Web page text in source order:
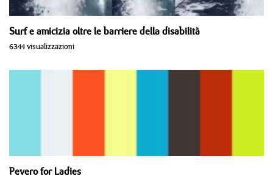
Surf e amicizia oltre le barriere della disabilità
6344 visualizzazioni
Pevero for Ladies